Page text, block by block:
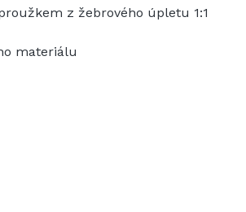
z žebrového úpletu 1:1
materiálu